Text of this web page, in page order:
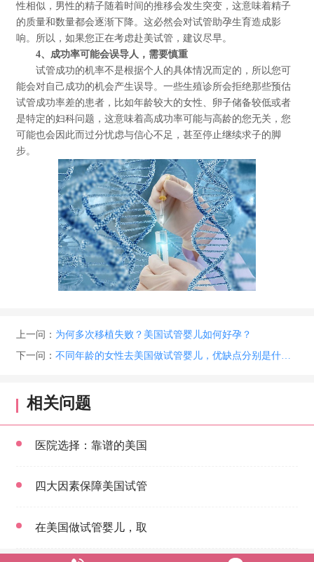
性相似，男性的精子随着时间的推移会发生突变，这意味着精子
的质量和数量都会逐渐下降。这必然会对试管助孕生育造成影
响。所以，如果您正在考虑赴美试管，建议尽早。
4、成功率可能会误导人，需要慎重
试管成功的机率不是根据个人的具体情况而定的，所以您可
能会对自己成功的机会产生误导。一些生殖诊所会拒绝那些预估
试管成功率差的患者，比如年龄较大的女性、卵子储备较低或者
是特定的妇科问题，这意味着高成功率可能与高龄的您无关，您
可能也会因此而过分忧虑与信心不足，甚至停止继续求子的脚
步。
上一问： 为何多次移植失败？美国试管婴儿如何好孕？
下一问：
不同年龄的女性去美国做试管婴儿，优缺点分别是什么？
相关问题
医院选择：靠谱的美国
四大因素保障美国试管
在美国做试管婴儿，取